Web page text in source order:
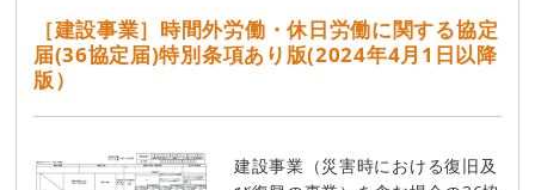
［建設事業］時間外労働・休日労働に関する協定
届(36協定届)特別条項あり版(2024年4月1日以降
版）
建設事業（災害時における復旧及